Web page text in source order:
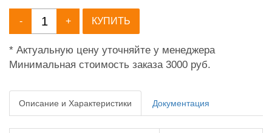
- + КУПИТЬ
* Актуальную цену уточняйте у менеджера
Минимальная стоимость заказа 3000 руб.
Описание и Характеристики Документация